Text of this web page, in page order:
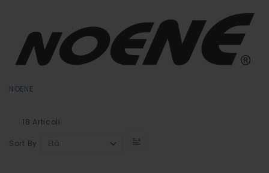
NOENE
18 Articoli
Sort By